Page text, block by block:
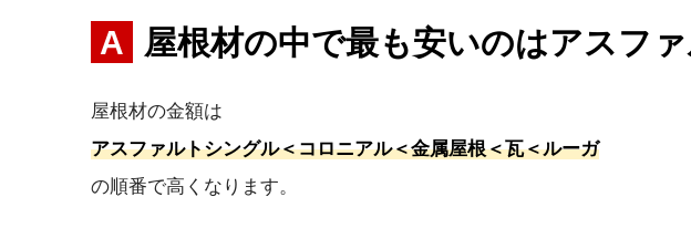
屋根材の中で最も安いのはアスフ
屋根材の金額は
アスファルトシングル＜コロニアル＜金属屋根＜瓦＜ルーガ
の順番で高くなります。